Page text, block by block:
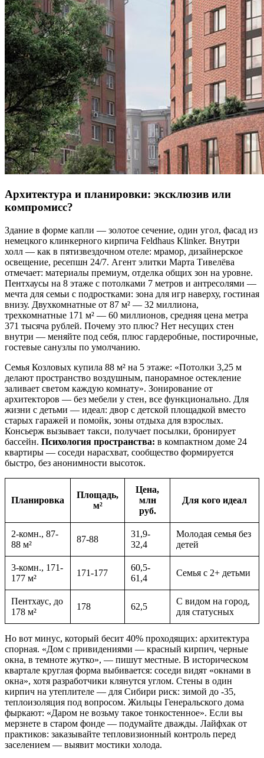
Архитектура и планировки: эксклюзив или
компромисс?
Здание в форме капли — золотое сечение, один угол, фасад из
немецкого клинкерного кирпича Feldhaus Klinker. Внутри
холл — как в пятизвездочном отеле: мрамор, дизайнерское
освещение, ресепшн 24/7. Агент элитки Марта Тивелёва
отмечает: материалы премиум, отделка общих зон на уровне.
Пентхаусы на 8 этаже с потолками 7 метров и антресолями —
мечта для семьи с подростками: зона для игр наверху, гостиная
внизу. Двухкомнатные от 87 м² — 32 миллиона,
трехкомнатные 171 м² — 60 миллионов, средняя цена метра
371 тысяча рублей. Почему это плюс? Нет несущих стен
внутри — меняйте под себя, плюс гардеробные, постирочные,
гостевые санузлы по умолчанию.
Семья Козловых купила 88 м² на 5 этаже: «Потолки 3,25 м
делают пространство воздушным, панорамное остекление
заливает светом каждую комнату». Зонирование от
архитекторов — без мебели у стен, все функционально. Для
жизни с детьми — идеал: двор с детской площадкой вместо
старых гаражей и помойк, зоны отдыха для взрослых.
Консьерж вызывает такси, получает посылки, бронирует
бассейн. Психология пространства: в компактном доме 24
квартиры — соседи нарасхват, сообщество формируется
быстро, без анонимности высоток.
Планировка
Площадь,
м²
Цена,
млн
руб.
Для кого идеал
2-комн., 87-
88 м²
87-88
31,9-
32,4
Молодая семья без
детей
3-комн., 171-
177 м²
171-177
60,5-
61,4
Семья с 2+ детьми
Пентхаус, до
178 м²
178 62,5
С видом на город,
для статусных
Но вот минус, который бесит 40% проходящих: архитектура
спорная. «Дом с привидениями — красный кирпич, черные
окна, в темноте жутко», — пишут местные. В историческом
квартале круглая форма выбивается: соседи видят «окнами в
окна», хотя разработчики клянутся углом. Стены в один
кирпич на утеплителе — для Сибири риск: зимой до -35,
теплоизоляция под вопросом. Жильцы Генеральского дома
фыркают: «Даром не возьму такое тонкостенное». Если вы
мерзнете в старом фонде — подумайте дважды. Лайфхак от
практиков: заказывайте тепловизионный контроль перед
заселением — выявит мостики холода.